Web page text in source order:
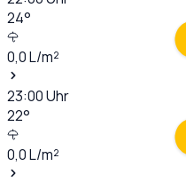
24°
0,0L/m²
23:00Uhr
22°
0,0L/m²